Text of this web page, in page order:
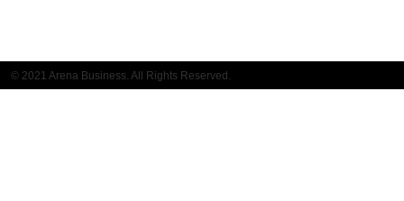
© 2021 Arena Business. All Rights Reserved.